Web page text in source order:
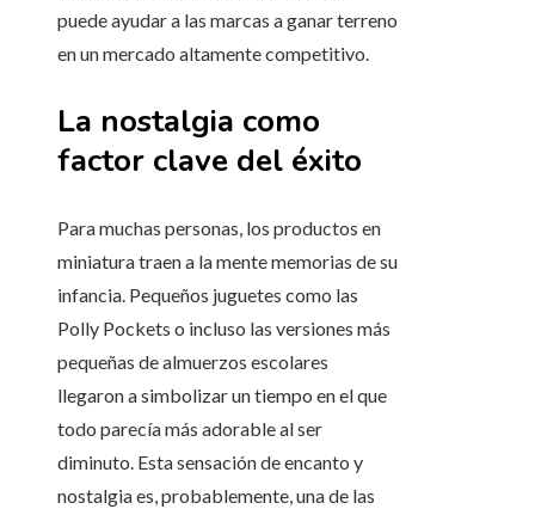
puede ayudar a las marcas a ganar terreno
en un mercado altamente competitivo.
La nostalgia como
factor clave del éxito
Para muchas personas, los productos en
miniatura traen a la mente memorias de su
infancia. Pequeños juguetes como las
Polly Pockets o incluso las versiones más
pequeñas de almuerzos escolares
llegaron a simbolizar un tiempo en el que
todo parecía más adorable al ser
diminuto. Esta sensación de encanto y
nostalgia es, probablemente, una de las